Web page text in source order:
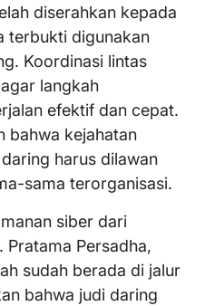
diserahkan kepada
terbukti digunakan
Koordinasi lintas
langkah
efektif dan cepat.
bahwa kejahatan
harus dilawan
sama terorganisasi.
siber dari
Pratama Persadha,
sudah berada di jalur
bahwa judi daring